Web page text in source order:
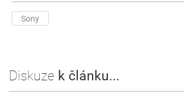
Sony
Diskuze k článku...